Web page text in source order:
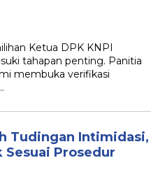
Ketua DPK KNPI
tahapan penting. Panitia
membuka verifikasi
Tudingan Intimidasi,
Prosedur